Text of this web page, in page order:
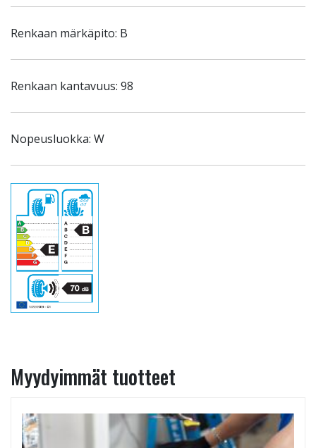
Renkaan märkäpito: B
Renkaan kantavuus: 98
Nopeusluokka: W
Myydyimmät tuotteet